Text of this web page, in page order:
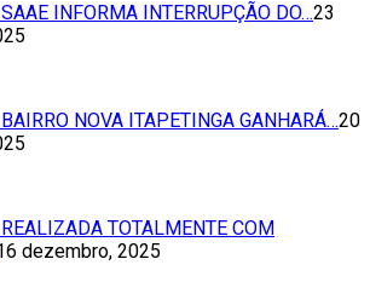
INFORMA INTERRUPÇÃO DO…23
NOVA ITAPETINGA GANHARÁ…20
TOTALMENTE COM
dezembro, 2025